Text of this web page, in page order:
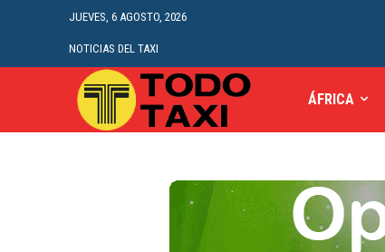
JUEVES, 6 AGOSTO, 2026
NOTICIAS DEL TAXI
ÁFRICA